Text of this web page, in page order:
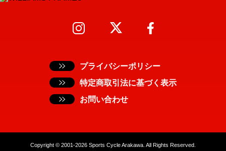
プライバシーポリシー
特定商取引法に基づく表示
お問い合わせ
Copyright © 2001-2026 Sports Cycle Arakawa. All Rights Reserved.